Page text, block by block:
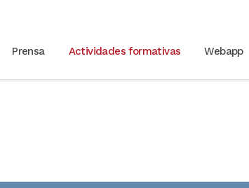
Prensa Actividades formativas Webapp